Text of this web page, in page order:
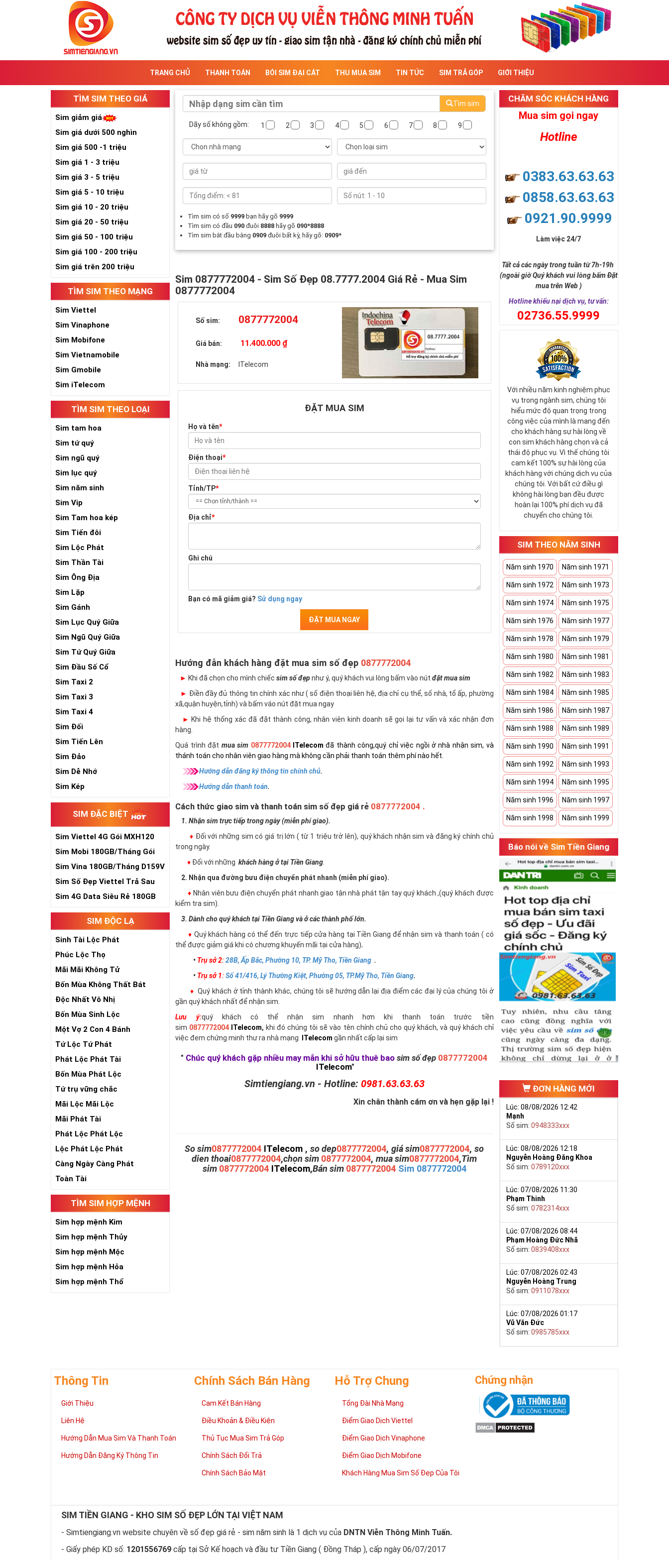
TRANG CHỦ THANH TOÁN BÓI SIM ĐẠI CÁT THU MUA SIM TIN TỨC SIM TRẢ GÓP GIỚI THIỆU
TÌM SIM THEO GIÁ
Sim giảm giá
Sim giá dưới 500 nghìn
Sim giá 500 -1 triệu
Sim giá 1 - 3 triệu
Sim giá 3 - 5 triệu
Sim giá 5 - 10 triệu
Sim giá 10 - 20 triệu
Sim giá 20 - 50 triệu
Sim giá 50 - 100 triệu
Sim giá 100 - 200 triệu
Sim giá trên 200 triệu
TÌM SIM THEO MẠNG
Sim Viettel
Sim Vinaphone
Sim Mobifone
Sim Vietnamobile
Sim Gmobile
Sim iTelecom
TÌM SIM THEO LOẠI
Sim tam hoa
Sim tứ quý
Sim ngũ quý
Sim lục quý
Sim năm sinh
Sim Vip
Sim Tam hoa kép
Sim Tiến đôi
Sim Lộc Phát
Sim Thần Tài
Sim Ông Địa
Sim Lặp
Sim Gánh
Sim Lục Quý Giữa
Sim Ngũ Quý Giữa
Sim Tứ Quý Giữa
Sim Đầu Số Cổ
Sim Taxi 2
Sim Taxi 3
Sim Taxi 4
Sim Đối
Sim Tiến Lên
Sim Đảo
Sim Dễ Nhớ
Sim Kép
SIM ĐẶC BIỆT
Sim Viettel 4G Gói MXH120
Siêu Rẻ
Sim Mobi 180GB/Tháng Gói
TK159
Sim Vina 180GB/Tháng D159V
Sim Số Đẹp Viettel Trả Sau
Sim 4G Data Siêu Rẻ 180GB
SIM ĐỘC LẠ
Sinh Tài Lộc Phát
Phúc Lộc Thọ
Mãi Mãi Không Tử
Bốn Mùa Không Thất Bát
Độc Nhất Vô Nhị
Bốn Mùa Sinh Lộc
Một Vợ 2 Con 4 Bánh
Tứ Lộc Tứ Phát
Phát Lộc Phát Tài
Bốn Mùa Phát Lộc
Tứ trụ vững chắc
Mãi Lộc Mãi Lộc
Mãi Phát Tài
Phát Lộc Phát Lộc
Lộc Phát Lộc Phát
Càng Ngày Càng Phát
Toàn Tài
TÌM SIM HỢP MỆNH
Sim hợp mệnh Kim
Sim hợp mệnh Thủy
Sim hợp mệnh Mộc
Sim hợp mệnh Hỏa
Sim hợp mệnh Thổ
Tìm sim
Dãy số không gồm: 1 2 3 4 5 6 7 8 9
Tìm sim có số 9999 bạn hãy gõ 9999
Tìm sim có đầu 090đuôi 8888 hãy gõ 090*8888
Tìm sim bắt đầu bằng 0909 đuôi bất kỳ, hãy gõ: 0909*
Sim 0877772004 - Sim Số Đẹp 08.7777.2004 Giá Rẻ - Mua Sim
0877772004
Số sim: 0877772004
Giá bán: 11.400.000 ₫
Nhà mạng: ITelecom
ĐẶT MUA SIM
Họ và tên*
Điện thoại*
Tỉnh/TP*
Địa chỉ*
Ghi chú
Bạn có mã giảm giá? Sử dụng ngay
ĐẶT MUA NGAY
Hướng đẫn khách hàng đặt mua sim số đẹp 0877772004
► Khi đã chọn cho mình chiếcsim số đẹpnhư ý, quý khách vui lòng bấm vào nútđặt mua sim
► Điền đầy đủ thông tin chính xác như ( số điện thoại liên hệ, địa chỉ cụ thể, số nhà, tổ ấp, phường
xã,quận huyện,tỉnh) và bấm váo nút đặt mua ngay
► Khi hệ thống xác đã đặt thành công, nhân viên kinh doanh sẽ gọi lại tư vấn và xác nhận đơn
hàng.
Quá trình đặt mua sim 0877772004 ITelecomđã thành công,quý chỉ việc ngồi ở nhà nhận sim, và
thánh toán cho nhân viên giao hàng mà không cần phải thanh toán thêm phí nào hết.
Hướng dẫn đăng ký thông tin chính chủ.
Hướng dẫn thanh toán.
Cách thức giao sim và thanh toán sim số đẹp giá rẻ 0877772004 .
1. Nhận sim trực tiếp trong ngày (miễn phí giao).
♦ Đối với những sim có giá trị lớn ( từ 1 triệu trở lên), quý khách nhận sim và đăng ký chính chủ
trong ngày.
♦ Đối với nhữngkhách hàng ở tại Tiền Giang
2. Nhận qua đường bưu điện chuyển phát nhanh (miễn phí giao).
♦ Nhân viên bưu điện chuyển phát nhanh giao tận nhà phát tận tay quý khách ,(quý khách được
kiểm tra sim).
3. Dành cho quý khách tại Tiền Giang và ở các thành phố lớn.
♦ Quý khách hàng có thể đến trực tiếp cửa hàng tại Tiền Giang để nhận sim và thanh toán ( có
thể được giảm giá khi có chương khuyến mãi tại cửa hàng).
• Trụ sở 2: 28B, Ấp Bắc, Phường 10, TP. Mỹ Tho, Tiền Giang .
• Trụ sở 1: Số 41/416, Lý Thường Kiệt, Phường 05, TP.Mỹ Tho, Tiền Giang.
♦ Quý khách ở tỉnh thành khác, chúng tôi sẽ hướng dẫn lại địa điểm các đại lý của chúng tôi ở
gần quý khách nhất để nhận sim.
Lưu ý:quý khách có thể nhận sim nhanh hơn khi thanh toán trước tiền
sim 0877772004 ITelecom, khi đó chúng tôi sẽ vào tên chính chủ cho quý khách, và quý khách chỉ
việc đem chứng minh thư ra nhà mạng
ITelecom gần nhất cấp lại sim
" Chúc quý khách gặp nhiều may mắn khi sở hữu thuê baosim số đẹp 0877772004
ITelecom"
Simtiengiang.vn - Hotline: 0981.63.63.63
Xin chân thành cám ơn và hẹn gặp lại !
So sim0877772004 ITelecom ,so dep0877772004,giá sim0877772004,so
dien thoai0877772004,chọn sim 0877772004,mua sim0877772004,Tìm
sim 0877772004 ITelecom,Bán sim 0877772004 Sim 0877772004
CHĂM SÓC KHÁCH HÀNG
Mua sim gọi ngay
Hotline
0383.63.63.63
0858.63.63.63
0921.90.9999
Làm việc 24/7
Tất cả các ngày trong tuần từ 7h-19h
(ngoài giờ Quý khách vui lòng bấm Đặt
mua trên Web )
Hotline khiếu nại dịch vụ, tư vấn:
02736.55.9999
Với nhiều năm kinh nghiệm phục
vụ trong ngành sim, chúng tôi
hiểu mức độ quan trọng trong
công việc của mình là mang đến
cho khách hàng sự hài lòng về
con sim khách hàng chọn và cả
thái độ phục vụ. Vì thế chúng tôi
cam kết 100% sự hài lòng của
khách hàng với chúng dịch vụ của
chúng tôi. Với bất cứ điều gì
không hài lòng bạn đều được
hoàn lại 100% phí dịch vụ đã
chuyển cho chúng tôi.
SIM THEO NĂM SINH
Năm sinh 1970 Năm sinh 1971
Năm sinh 1972 Năm sinh 1973
Năm sinh 1974 Năm sinh 1975
Năm sinh 1976 Năm sinh 1977
Năm sinh 1978 Năm sinh 1979
Năm sinh 1980 Năm sinh 1981
Năm sinh 1982 Năm sinh 1983
Năm sinh 1984 Năm sinh 1985
Năm sinh 1986 Năm sinh 1987
Năm sinh 1988 Năm sinh 1989
Năm sinh 1990 Năm sinh 1991
Năm sinh 1992 Năm sinh 1993
Năm sinh 1994 Năm sinh 1995
Năm sinh 1996 Năm sinh 1997
Năm sinh 1998 Năm sinh 1999
Báo nói về Sim Tiền Giang
ĐƠN HÀNG MỚI
Lúc: 08/08/2026 12:42
Mạnh
Số sim:0948333xxx
Lúc: 08/08/2026 12:18
Nguyễn Hoàng Đăng Khoa
Số sim:0789120xxx
Lúc: 07/08/2026 11:30
Phạm Thinh
Số sim:0782314xxx
Lúc: 07/08/2026 08:44
Phạm Hoàng Đức Nhã
Số sim:0839408xxx
Lúc: 07/08/2026 02:43
Nguyễn Hoàng Trung
Số sim:0911078xxx
Lúc: 07/08/2026 01:17
Vũ Văn Đức
Số sim:0985785xxx
Thông Tin
Giới Thiệu
Liên Hệ
Hướng Dẫn Mua Sim Và Thanh Toán
Hướng Dẫn Đăng Ký Thông Tin
Chính Sách Bán Hàng
Cam Kết Bán Hàng
Điều Khoản & Điều Kiện
Thủ Tục Mua Sim Trả Góp
Chính Sách Đổi Trả
Chính Sách Bảo Mật
Hỗ Trợ Chung
Tổng Đài Nhà Mạng
Điểm Giao Dịch Viettel
Điểm Giao Dịch Vinaphone
Điểm Giao Dịch Mobifone
Khách Hàng Mua Sim Số Đẹp Của Tôi
Chứng nhận
SIM TIỀN GIANG - KHO SIM SỐ ĐẸP LỚN TẠI VIỆT NAM
- Simtiengiang.vn website chuyên về số đẹp giá rẻ - sim năm sinh là 1 dịch vụ của DNTN Viễn Thông Minh Tuấn.
- Giấy phép KD số: 1201556769 cấp tại Sở Kế hoạch và đầu tư Tiền Giang ( Đồng Tháp ), cấp ngày 06/07/2017